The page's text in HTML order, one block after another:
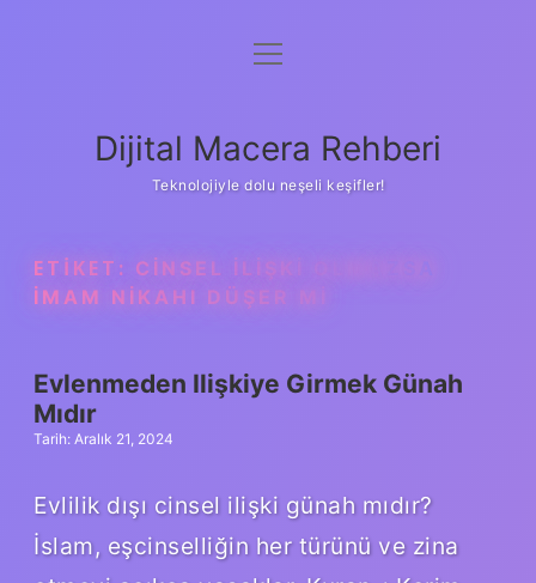
Anasayfa
Yasal Uyarı
menüyü
Dijital Macera Rehberi
Teknolojiyle dolu neşeli keşifler!
ETIKET: CINSEL ILIŞKI OLMAZSA
IMAM NIKAHI DÜŞER MI
Evlenmeden Ilişkiye Girmek Günah
Mıdır
Tarih: Aralık 21, 2024
Evlilik dışı cinsel ilişki günah mıdır?
İslam, eşcinselliğin her türünü ve zina